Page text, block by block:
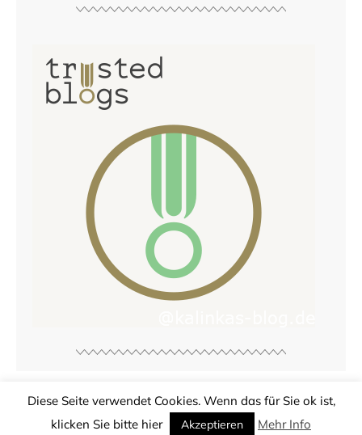
© Copyright Kalinkas Blog 2026. Powered byWordPress
.
Datenschutzerklärung DSGVO
Designed by Bluchic
Diese Seite verwendet Cookies. Wenn das für Sie ok ist,
klicken Sie bitte hier
Akzeptieren Mehr Info